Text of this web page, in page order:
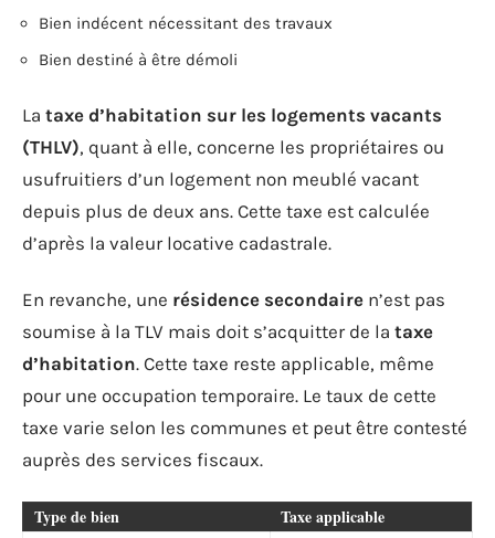
Bien indécent nécessitant des travaux
Bien destiné à être démoli
La taxe d’habitation sur les logements vacants
(THLV), quant à elle, concerne les propriétaires ou
usufruitiers d’un logement non meublé vacant
depuis plus de deux ans. Cette taxe est calculée
d’après la valeur locative cadastrale.
En revanche, une résidence secondaire n’est pas
soumise à la TLV mais doit s’acquitter de la taxe
d’habitation. Cette taxe reste applicable, même
pour une occupation temporaire. Le taux de cette
taxe varie selon les communes et peut être contesté
auprès des services fiscaux.
Type de bien Taxe applicable